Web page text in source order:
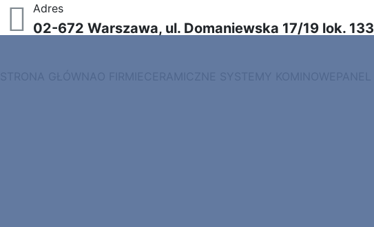
02-672 Warszawa, ul. Domaniewska 17/19 lok. 133
Adres